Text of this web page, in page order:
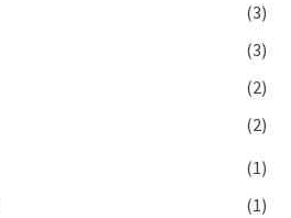
(3)
(3)
(2)
(2)
(1)
(1)